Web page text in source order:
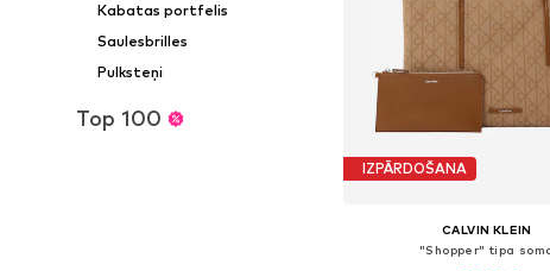
Kabatas portfelis
Saulesbrilles
Pulksteņi
Top 100
IZPĀRDOŠANA
CALVIN KLEIN
"Shopper" tipa